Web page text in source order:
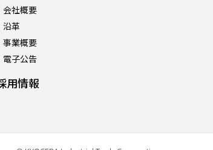
会社概要
沿革
事業概要
電子公告
用情報